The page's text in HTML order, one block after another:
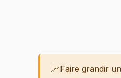
📈Faire grandir